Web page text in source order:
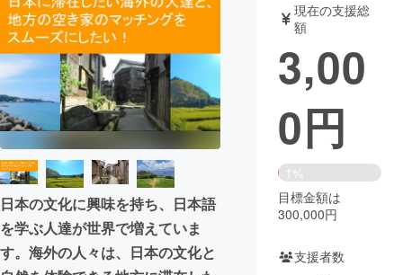
テクノロジー・ガジェット
映像・映画 書籍・雑誌
ビジネス・起業 チャレンジ
まちづくり・地域活性化
CAMPFIRE for Social Good
CAMPFIRE Creation
CAMPFIREふるさと納税machi-ya コミュニティ
日本の文化に興味を持ち、日本語
を学ぶ人達が世界で増えていま
す。海外の人々は、日本の文化と
現在の支援総
額
3,00
0円
1%
目標金額は
300,000円
支援者数